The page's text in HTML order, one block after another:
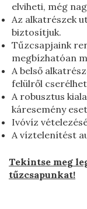
T-idom
FF-idom
QN-idom
Csatornázási
Víznyelő
Kutak
Ejektoros
elviheti, még
Az alkatrészek
biztosítjuk.
Tűzcsapjaink
megbízhatóan
A belső
felülről
A robusztus
káresemény
Ivóvíz
A víztelenítést
Tekintse meg
tűzcsapunkat!